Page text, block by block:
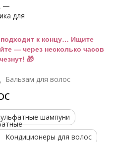
подходит к концу… Ищите
— через несколько часов
🎁
Бальзам для волос
шампуни
Кондиционеры для волос